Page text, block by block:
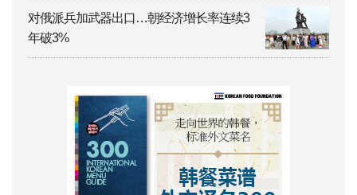
对俄派兵加武器出口…朝经济增长率连续3
年破3%